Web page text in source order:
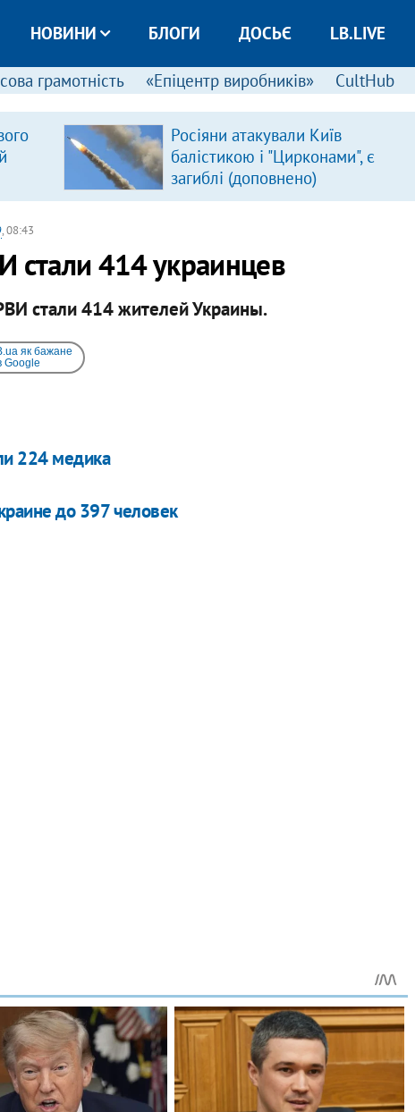
НОВИНИ БЛОГИ ДОСЬЄ LB.LIVE
грамотність «Епіцентр виробників» CultHub
Росіяни атакували Київ
балістикою і "Цирконами", є
загиблі (доповнено)
, 08:43
414 украинцев
стали 414 жителей Украины.
як бажане
Google
224 медика
до 397 человек